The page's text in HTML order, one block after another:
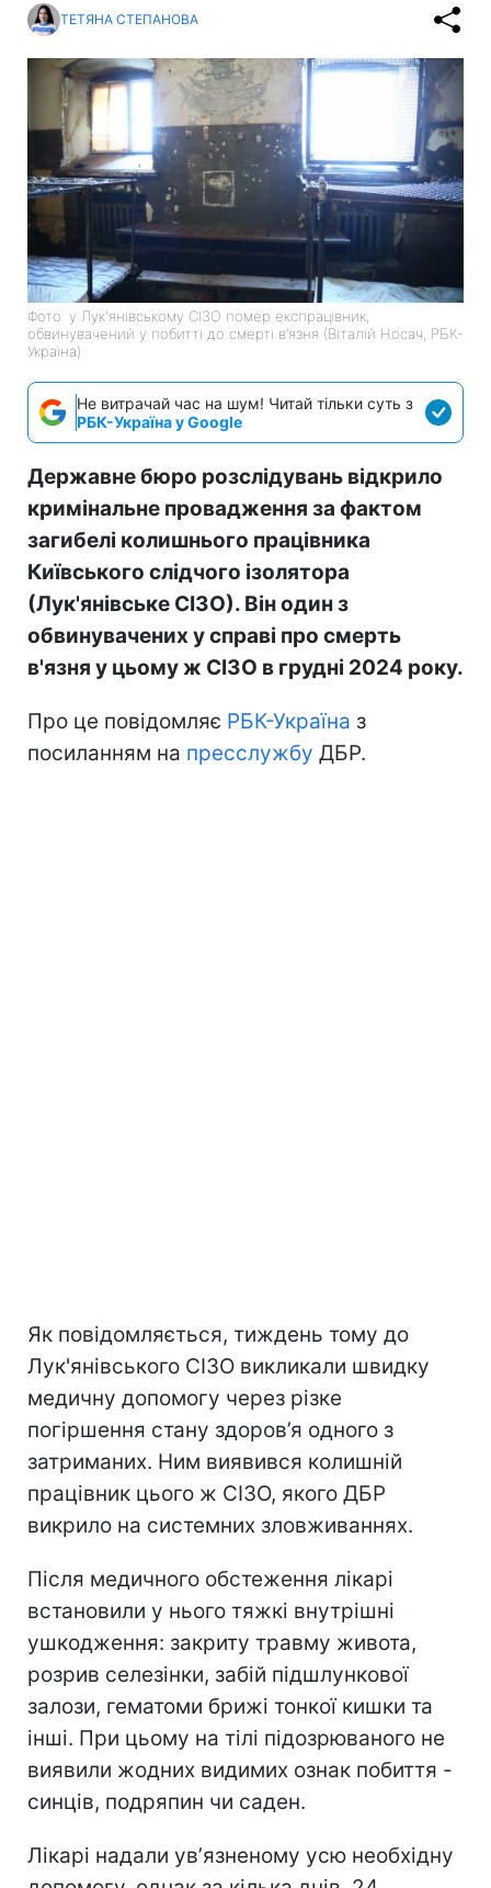
ТЕТЯНА СТЕПАНОВА
Фото: у Лук'янівському СІЗО помер експрацівник,
обвинувачений у побитті до смерті в’язня (Віталій Носач, РБК-
Україна)
Не витрачай час на шум! Читай тільки суть з
РБК-Україна у Google
Державне бюро розслідувань відкрило
кримінальне провадження за фактом
загибелі колишнього працівника
Київського слідчого ізолятора
(Лук'янівське СІЗО). Він один з
обвинувачених у справі про смерть
в'язня у цьому ж СІЗО в грудні 2024 року.
Про це повідомляє РБК-Україна з
посиланням на пресслужбу ДБР.
Як повідомляється, тиждень тому до
Лук'янівського СІЗО викликали швидку
медичну допомогу через різке
погіршення стану здоров’я одного з
затриманих. Ним виявився колишній
працівник цього ж СІЗО, якого ДБР
викрило на системних зловживаннях.
Після медичного обстеження лікарі
встановили у нього тяжкі внутрішні
ушкодження: закриту травму живота,
розрив селезінки, забій підшлункової
залози, гематоми брижі тонкої кишки та
інші. При цьому на тілі підозрюваного не
виявили жодних видимих ознак побиття -
синців, подряпин чи саден.
Лікарі надали увʼязненому усю необхідну